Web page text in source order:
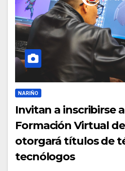
NARIÑO
Invitan a inscribirse
Formación Virtual
otorgará títulos de
tecnólogos